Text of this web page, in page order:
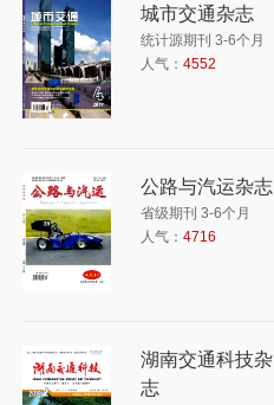
城市交通杂志
统计源期刊 3-6个月
人气： 4552
公路与汽运杂志
省级期刊 3-6个月
人气： 4716
湖南交通科技杂
志